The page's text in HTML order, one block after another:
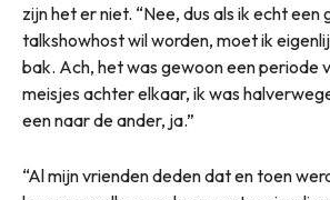
zijn het er niet. “Nee, dus als ik echt een
talkshowhost wil worden, moet ik
bak. Ach, het was gewoon een periode
meisjes achter elkaar, ik was
een naar de ander, ja.”
“Al mijn vrienden deden dat en toen